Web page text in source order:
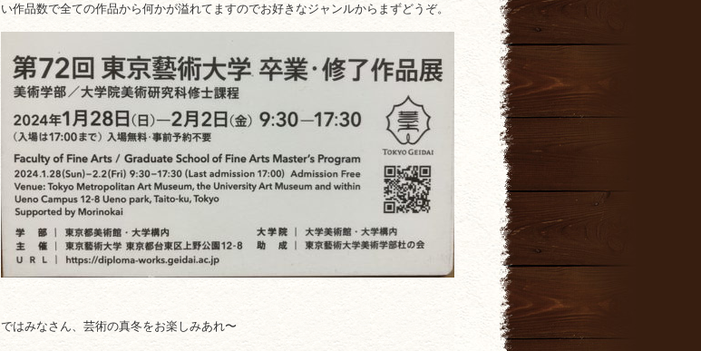
い作品数で全ての作品から何かが溢れてますのでお好きなジャンルからまずどうぞ。
ではみなさん、芸術の真冬をお楽しみあれ〜